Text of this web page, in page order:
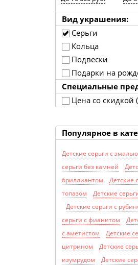
Вид украшения:
Серьги
Кольца
Подвески
Подарки на
Специальные
Цена со скидкой
Популярное в
Детские серьги с эмалью
серьги без камней
бриллиантом
Детские
топазом
Детские
Детские серьги с
серьги с фианитом
с аметистом
Детские
цитрином
Детские
изумрудом
Детские